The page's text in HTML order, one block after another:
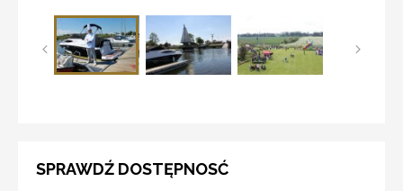
SPRAWDŹ DOSTĘPNOSĆ